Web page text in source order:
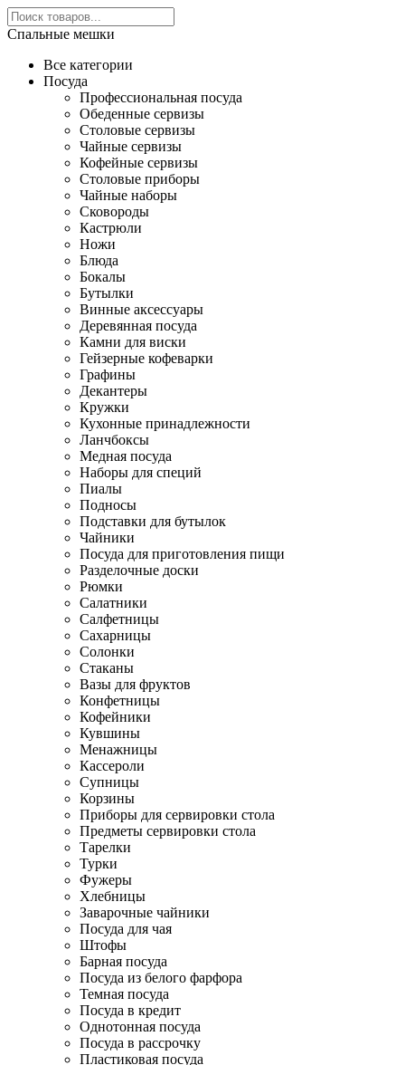
Спальные мешки
Все категории
Посуда
Профессиональная посуда
Обеденные сервизы
Столовые сервизы
Чайные сервизы
Кофейные сервизы
Столовые приборы
Чайные наборы
Сковороды
Кастрюли
Ножи
Блюда
Бокалы
Бутылки
Винные аксессуары
Деревянная посуда
Камни для виски
Гейзерные кофеварки
Графины
Декантеры
Кружки
Кухонные принадлежности
Ланчбоксы
Медная посуда
Наборы для специй
Пиалы
Подносы
Подставки для бутылок
Чайники
Посуда для приготовления пищи
Разделочные доски
Рюмки
Салатники
Салфетницы
Сахарницы
Солонки
Стаканы
Вазы для фруктов
Конфетницы
Кофейники
Кувшины
Менажницы
Кассероли
Супницы
Корзины
Приборы для сервировки стола
Предметы сервировки стола
Тарелки
Турки
Фужеры
Хлебницы
Заварочные чайники
Посуда для чая
Штофы
Барная посуда
Посуда из белого фарфора
Темная посуда
Посуда в кредит
Однотонная посуда
Посуда в рассрочку
Пластиковая посуда